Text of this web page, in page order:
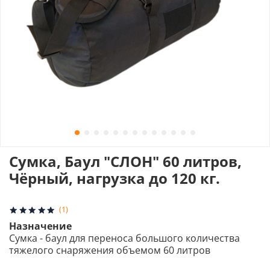
(1)
Сумка, Баул "СЛОН" 60 литров,
Чёрный, нагрузка до 120 кг.
Назначение
Сумка - баул для переноса большого количества
тяжелого снаряжения объемом 60 литров